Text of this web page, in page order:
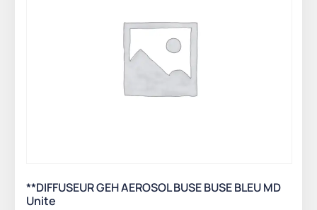
**DIFFUSEUR GEH AEROSOL BUSE BUSE BLEU MD
Unite